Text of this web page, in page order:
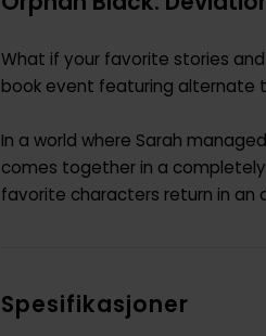
What if your favorite stories
book event featuring alternate
In a world where Sarah
comes together in a completely
favorite characters return in an
Spesifikasjoner